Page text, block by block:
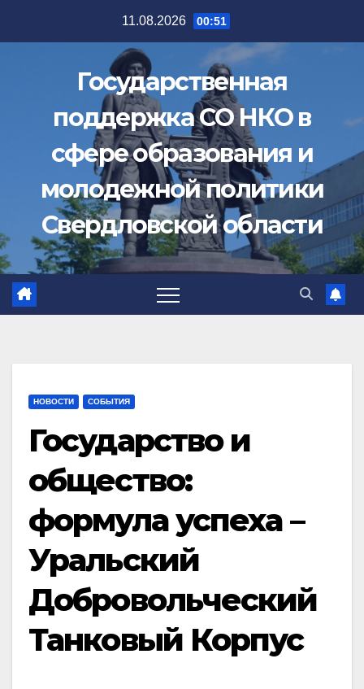
11.08.2026 00:51
Государственная
поддержка СО НКО в
сфере образования и
молодежной политики
Свердловской области
НОВОСТИ СОБЫТИЯ
Государство и
общество:
формула успеха –
Уральский
Добровольческий
Танковый Корпус